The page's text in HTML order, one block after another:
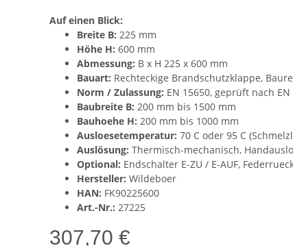
Auf einen Blick:
Breite B: 225 mm
Höhe H: 600 mm
Abmessung: B x H 225 x 600 mm
Bauart: Rechteckige Brandschutzklappe,
Norm / Zulassung: EN 15650, geprüft nach EN
Baubreite B: 200 mm bis 1500 mm
Bauhoehe H: 200 mm bis 1000 mm
Ausloesetemperatur: 70 C oder 95 C
Auslösung: Thermisch-mechanisch,
Optional: Endschalter E-ZU / E-AUF,
Hersteller: Wildeboer
HAN: FK90225600
Art.-Nr.: 27225
307,70 €